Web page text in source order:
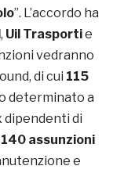
”. L’accordo ha
, Uil Trasportie
vedranno
di cui 115
determinato a
dipendenti di
140 assunzioni
e